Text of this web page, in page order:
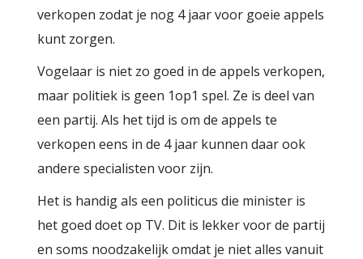
verkopen zodat je nog 4 jaar voor goeie appels
kunt zorgen.
Vogelaar is niet zo goed in de appels verkopen,
maar politiek is geen 1op1 spel. Ze is deel van
een partij. Als het tijd is om de appels te
verkopen eens in de 4 jaar kunnen daar ook
andere specialisten voor zijn.
Het is handig als een politicus die minister is
het goed doet op TV. Dit is lekker voor de partij
en soms noodzakelijk omdat je niet alles vanuit